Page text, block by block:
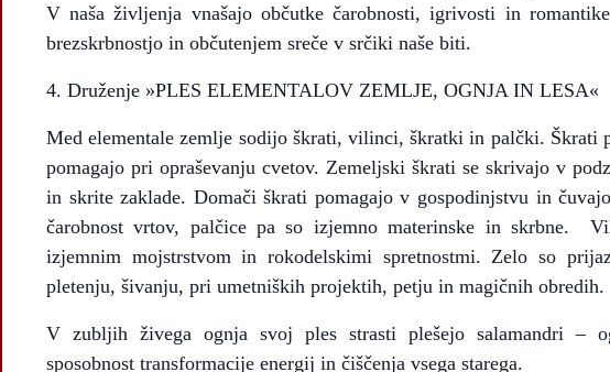
V naša življenja vnašajo občutke čarobnosti, igrivosti in
brezskrbnostjo in občutenjem sreče v srčiki naše biti.
Druženje »PLES ELEMENTALOV ZEMLJE, OGNJA IN LESA«
Med elementale zemlje sodijo škrati, vilinci, škratki in palčki. Škrati
pomagajo pri opraševanju cvetov. Zemeljski škrati se skrivajo v
in skrite zaklade. Domači škrati pomagajo v gospodinjstvu in
čarobnost vrtov, palčice pa so izjemno materinske in skrbne.
izjemnim mojstrstvom in rokodelskimi spretnostmi. Zelo so
pletenju, šivanju, pri umetniških projektih, petju in magičnih obredih.
V zubljih živega ognja svoj ples strasti plešejo salamandri –
sposobnost transformacije energij in čiščenja vsega starega.